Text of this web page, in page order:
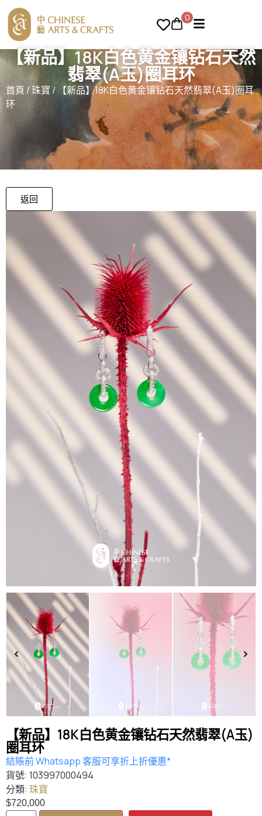
0
【新品】18K白色黄金镶钻石天然
翡翠(A玉)圈耳环
首頁 /珠寶/ 【新品】18K白色黄金镶钻石天然翡翠(A玉)圈耳
环
返回
【新品】18K白色黄金镶钻石天然翡翠(A玉)
圈耳环
結賬前 Whatsapp 客服可享折上折優惠*
貨號: 103997000494
分類: 珠寶
$720,000